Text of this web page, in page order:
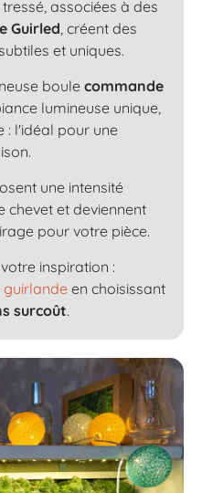
associées à des
Guirled, créent des
et uniques.
boulecommande
lumineuse unique,
: l'idéal pour une
une intensité
chevet et deviennent
pour votre pièce.
inspiration :
en choisissant
surcoût.